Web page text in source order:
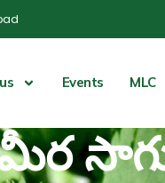
Events MLC